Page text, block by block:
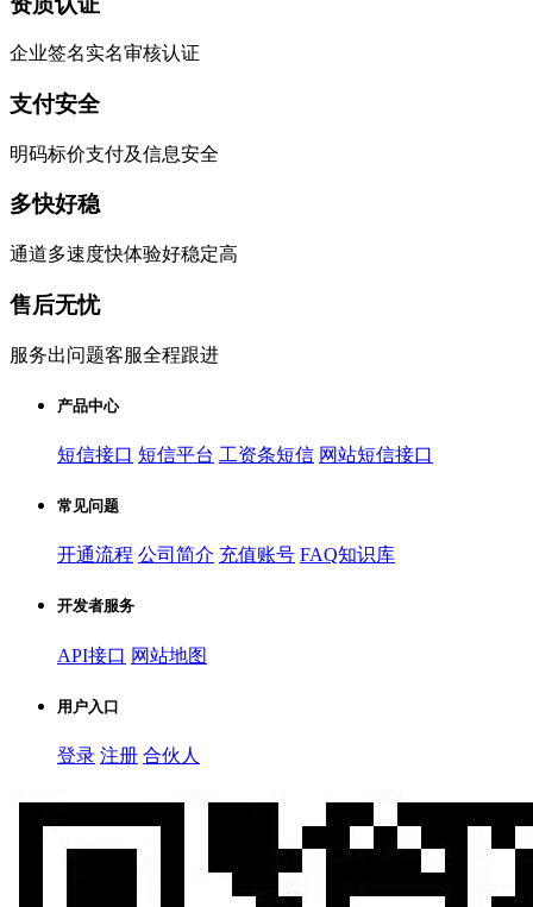
企业签名实名审核认证
支付安全
明码标价支付及信息安全
多快好稳
通道多速度快体验好稳定高
售后无忧
服务出问题客服全程跟进
产品中心
短信接口 短信平台 工资条短信 网站短信接口
常见问题
开通流程 公司简介 充值账号 FAQ知识库
开发者服务
API接口 网站地图
用户入口
登录 注册 合伙人